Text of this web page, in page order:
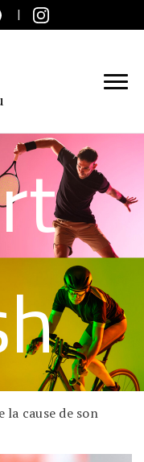
la cause de son